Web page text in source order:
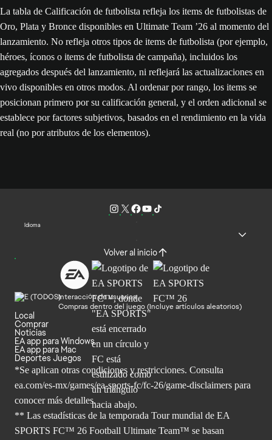
La tabla de Calificación de futbolista refleja los items de futbolistas de
Oro, Plata y Bronce disponibles en Ultimate Team ’26 al momento del
lanzamiento. No refleja otros tipos de items de futbolista (por ejemplo,
héroes, íconos o items de futbolista de campaña), incluidos los
agregados después del lanzamiento, ni reflejará las actualizaciones en
vivo disponibles en otros modos. Al ordenar por rango, los items se
posicionan primero por su calificación general, y el orden adicional se
establece por factores subjetivos, basados en el rendimiento en la vida
real (no por atributos de los elementos).
Idioma
Volver al inicio
Interacción de usuarios
Compras dentro del juego (Incluye artículos aleatorios)
Local
Comprar
Noticias
EA app para Windows
EA app para Mac
Deportes Juegos
*Se aplican otras condiciones y restricciones. Consulta
ea.com/es-mx/games/ea-sports-fc/fc-26/game-disclaimers para
conocer más detalles.
** Las estadísticas de la temporada Tour mundial de EA
SPORTS FC™ 26 Football Ultimate Team™ se basan